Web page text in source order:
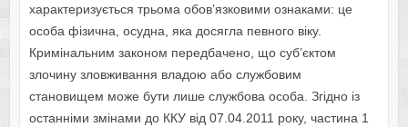
характеризується трьома обов’язковими ознаками: це
особа фізична, осудна, яка досягла певного віку.
Кримінальним законом передбачено, що суб’єктом
злочину зловживання владою або службовим
становищем може бути лише службова особа. Згідно із
останніми змінами до ККУ від 07.04.2011 року, частина 1